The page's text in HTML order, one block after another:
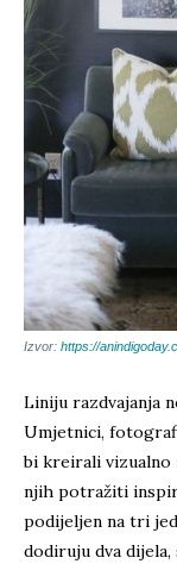
Izvor: https://
Liniju razdvajanja
Umjetnici,
bi kreirali vizualno
njih potražiti
podijeljen na tri
dodiruju dva